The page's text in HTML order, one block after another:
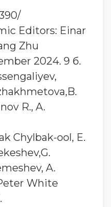
Editors: Einar
Zhu
2024. 9 б.
R., A.
Chylbak-ool, E.
A.
White